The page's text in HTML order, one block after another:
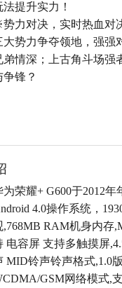
法提升实力！
力对决，实时热血对
大势力争夺领地，强强
弟情深；上古角斗场强
争锋？
为荣耀+ G600于2012
4.0操作系统，
,768MB RAM机身内存
电容屏 支持多触摸屏
MID铃声铃声格式,1.0
GSM网络模式,支